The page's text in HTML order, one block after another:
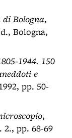
Bologna,
Bologna,
1944. 150
e
pp. 50-
,
2., pp. 68-69